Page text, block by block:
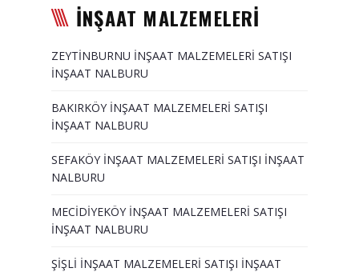
İNŞAAT MALZEMELERİ
ZEYTİNBURNU İNŞAAT MALZEMELERİ SATIŞI
İNŞAAT NALBURU
BAKIRKÖY İNŞAAT MALZEMELERİ SATIŞI
İNŞAAT NALBURU
SEFAKÖY İNŞAAT MALZEMELERİ SATIŞI İNŞAAT
NALBURU
MECİDİYEKÖY İNŞAAT MALZEMELERİ SATIŞI
İNŞAAT NALBURU
ŞİŞLİ İNŞAAT MALZEMELERİ SATIŞI İNŞAAT